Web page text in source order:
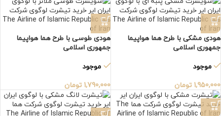
هودی مشکی با طرح هما هواپیما
جمهوری اسلامی
موجود
1,950,000 تومان
هودی طوسی با طرح هما هواپیما
جمهوری اسلامی
موجود
1,790,000 تومان